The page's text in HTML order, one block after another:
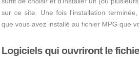
sur ce site. Une fois l'installation
que vous avez installé au fichier MPG que
Logiciels qui ouvriront le